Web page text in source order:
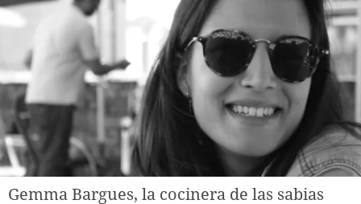
Gemma Bargues, la cocinera de las sabias